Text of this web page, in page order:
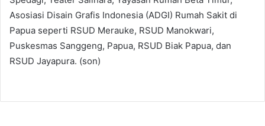
Asosiasi Disain Grafis Indonesia (ADGI) Rumah Sakit di
Papua seperti RSUD Merauke, RSUD Manokwari,
Puskesmas Sanggeng, Papua, RSUD Biak Papua, dan
RSUD Jayapura. (son)